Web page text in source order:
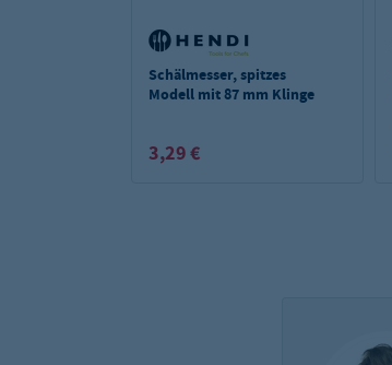
Schälmesser, spitzes
Modell mit 87 mm Klinge
3,29 €